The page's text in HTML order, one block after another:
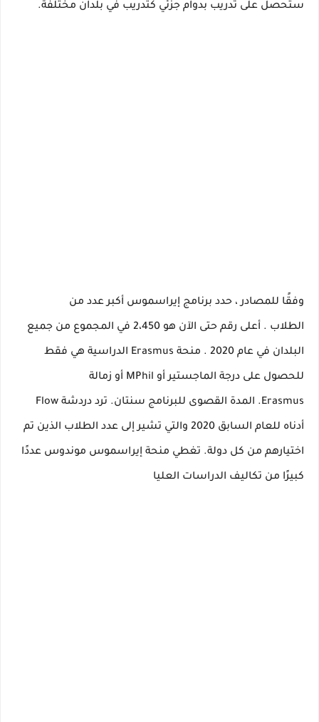
ستحصل على تدريب بدوام جزئي كتدريب في بلدان مختلفة.
وفقًا للمصادر ، حدد برنامج إيراسموس أكبر عدد من
الطلاب . أعلى رقم حتى الآن هو 2،450 في المجموع من جميع
البلدان في عام 2020 . منحة Erasmus الدراسية هي فقط
للحصول على درجة الماجستير أو MPhil أو زمالة
Erasmus. المدة القصوى للبرنامج سنتان. ترد دردشة Flow
أدناه للعام السابق 2020 والتي تشير إلى عدد الطلاب الذين تم
اختيارهم من كل دولة. تغطي منحة إيراسموس موندوس عددًا
كبيرًا من تكاليف الدراسات العليا